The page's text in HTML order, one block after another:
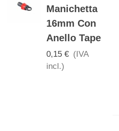
Manichetta
16mm Con
Anello Tape
0,15 € (IVA
incl.)